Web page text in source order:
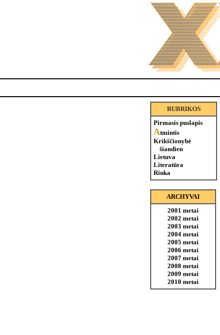
RUBRIKOS
Pirmasis puslapis
Atmintis
Krikščionybė
šiandien
Lietuva
Literatūra
Rinka
ARCHYVAI
2001 metai
2002 metai
2003 metai
2004 metai
2005 metai
2006 metai
2007 metai
2008 metai
2009 metai
2010 metai